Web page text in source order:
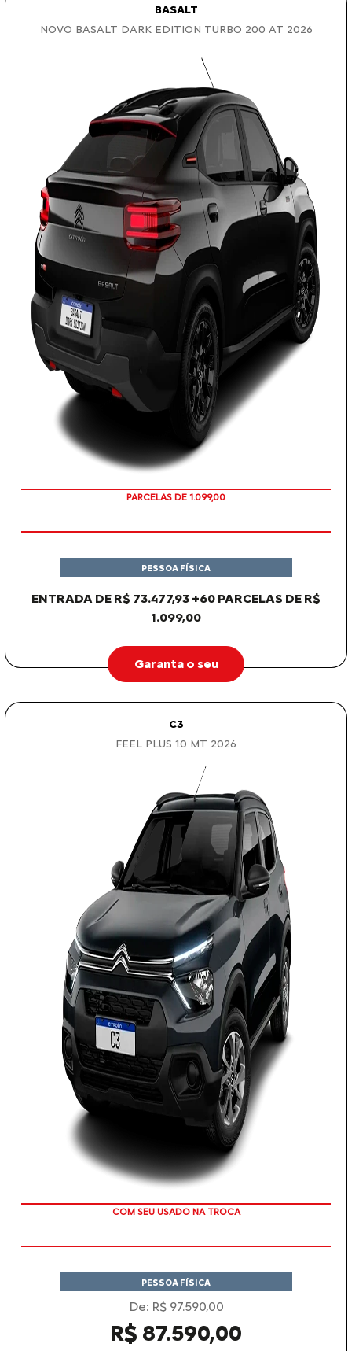
BASALT
NOVO BASALT DARK EDITION TURBO 200 AT 2026
PARCELAS DE 1.099,00
ENTRADA DE R$ 73.477,93 +60 PARCELAS DE R$
1.099,00
PESSOA FÍSICA
Garanta o seu
C3
FEEL PLUS 1.0 MT 2026
TAXA ZERO
PESSOA FÍSICA
De: R$ 97.590,00
R$ 87.590,00